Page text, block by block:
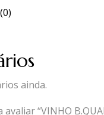
ainda.
“VINHO